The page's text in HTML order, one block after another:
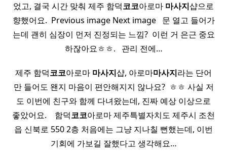
었고, 결국 시간 맞춰 제주 함덕코코아로마 마사지샵으로
향했어요. ​ Previous image Next image ​ ​ 문 열고 들어가
는데 괜히 심장이 먼저 진정되는 느낌? ​ 이런 거 은근 중요
하잖아요ㅎㅎ. ​ ​ 관리 전에…
제주 함덕코코아로마 마사지샵, 아로마마사지라는 단어
만 들어도 왠지 마음이 편안해지지 않나요? ​ ㅎㅎ 사실 저
도 이번에 친구와 함께 다녀왔는데, 진짜 예상 이상으로
좋았어요. ​ ​ ​ 함덕코코아로마 제주특별자치도 제주시 조천
읍 신북로 550 2층 처음에는 그냥 지나칠 뻔했는데, 이번
기회에 가보길 잘했다고 생각해요…